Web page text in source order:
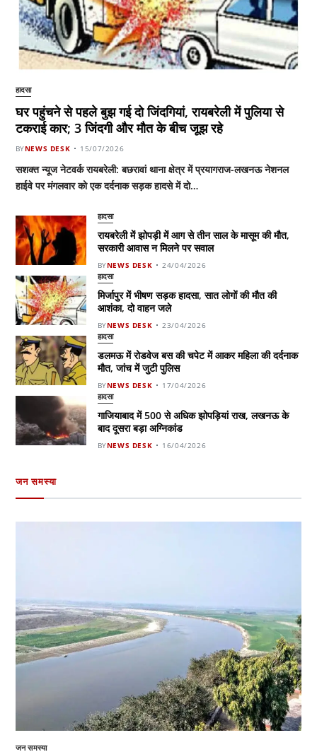
हादसा
घर पहुंचने से पहले बुझ गई दो जिंदगियां, रायबरेली में पुलिया से
टकराई कार; 3 जिंदगी और मौत के बीच जूझ रहे
BYNEWS DESK 15/07/2026
सशक्त न्यूज नेटवर्क रायबरेली: बछरावां थाना क्षेत्र में प्रयागराज-लखनऊ नेशनल
हाईवे पर मंगलवार को एक दर्दनाक सड़क हादसे में दो…
हादसा
रायबरेली में झोपड़ी में आग से तीन साल के मासूम की मौत,
सरकारी आवास न मिलने पर सवाल
BYNEWS DESK 24/04/2026
हादसा
मिर्जापुर में भीषण सड़क हादसा, सात लोगों की मौत की
आशंका, दो वाहन जले
BYNEWS DESK 23/04/2026
हादसा
डलमऊ में रोडवेज बस की चपेट में आकर महिला की दर्दनाक
मौत, जांच में जुटी पुलिस
BYNEWS DESK 17/04/2026
हादसा
गाजियाबाद में 500 से अधिक झोपड़ियां राख, लखनऊ के
बाद दूसरा बड़ा अग्निकांड
BYNEWS DESK 16/04/2026
जन समस्या
जन समस्या